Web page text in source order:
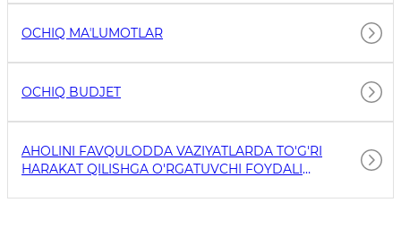
OCHIQ MAʼLUMOTLAR
OCHIQ BUDJET
AHOLINI FAVQULODDA VAZIYATLARDA TO'G'RI
HARAKAT QILISHGA O'RGATUVCHI FOYDALI